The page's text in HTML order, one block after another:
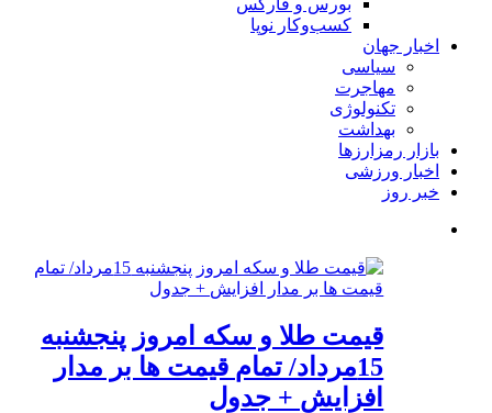
بورس و فارکس
کسب‌وکار نوپا
اخبار جهان
سیاسی
مهاجرت
تکنولوژی
بهداشت
بازار رمزارزها
اخبار ورزشی
خبر روز
قیمت طلا و سکه امروز پنجشنبه
15مرداد/ تمام قیمت ها بر مدار
افزایش + جدول